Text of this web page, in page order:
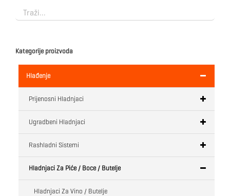
Kategorije proizvoda
Hlađenje
Prijenosni Hladnjaci
Ugradbeni Hladnjaci
Rashladni Sistemi
Hladnjaci Za Piće / Boce / Butelje
Hladnjaci Za Vino / Butelje